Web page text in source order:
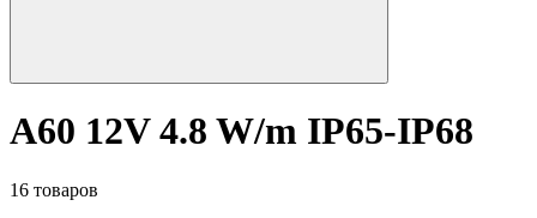
A60 12V 4.8 W/m IP65-IP68
16 товаров